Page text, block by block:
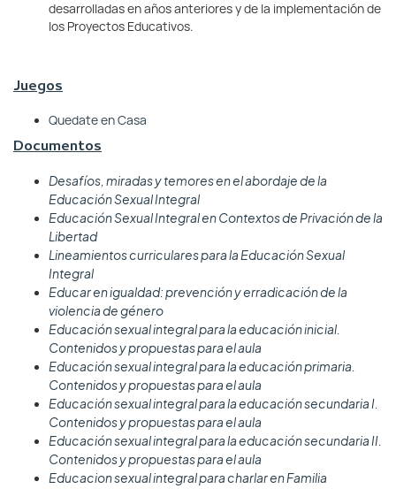
desarrolladas en años anteriores y de la implementación de
los Proyectos Educativos.
Juegos
Quedate en Casa
Documentos
Desafíos, miradas y temores en el abordaje de la
Educación Sexual Integral
Educación Sexual Integral en Contextos de Privación de la
Libertad
Lineamientos curriculares para la Educación Sexual
Integral
Educar en igualdad: prevención y erradicación de la
violencia de género
Educación sexual integral para la educación inicial.
Contenidos y propuestas para el aula
Educación sexual integral para la educación primaria.
Contenidos y propuestas para el aula
Educación sexual integral para la educación secundaria I.
Contenidos y propuestas para el aula
Educación sexual integral para la educación secundaria II.
Contenidos y propuestas para el aula
Educacion sexual integral para charlar en Familia